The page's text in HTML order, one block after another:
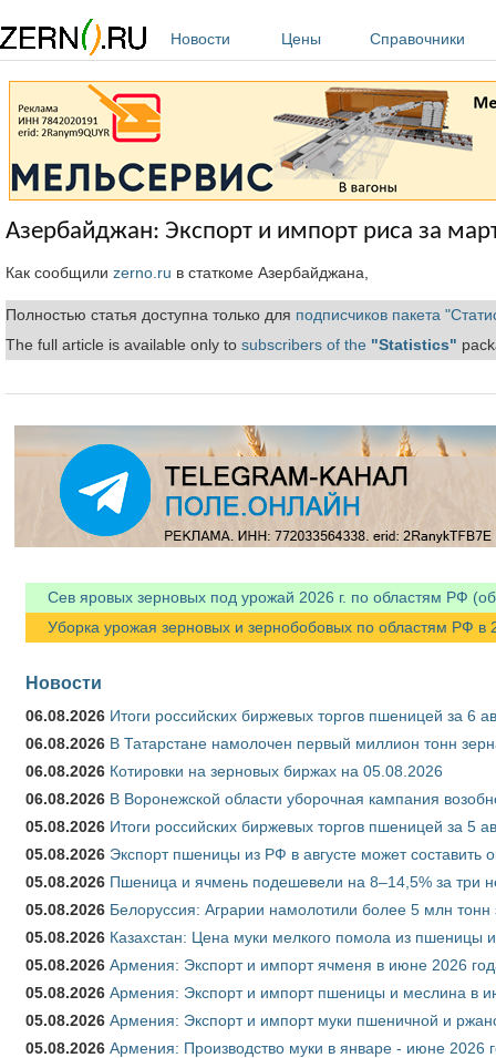
Новости
Цены Справочники
Азербайджан: Экспорт и импорт риса за
Как сообщили zerno.ru в статкоме Азербайджана,
Полностью статья доступна только для подписчиков пакета
The full article is available only to subscribers of the "Statistics"
Сев яровых зерновых под урожай 2026 г. по областям РФ
Уборка урожая зерновых и зернобобовых по областям РФ в
Новости
06.08.2026 Итоги российских биржевых торгов пшеницей за 6
06.08.2026 В Татарстане намолочен первый миллион тонн
06.08.2026 Котировки на зерновых биржах на 05.08.2026
06.08.2026 В Воронежской области уборочная кампания
05.08.2026 Итоги российских биржевых торгов пшеницей за 5
05.08.2026 Экспорт пшеницы из РФ в августе может составить
05.08.2026 Пшеница и ячмень подешевели на 8–14,5% за три
05.08.2026 Белоруссия: Аграрии намолотили более 5 млн тонн
05.08.2026 Казахстан: Цена муки мелкого помола из пшеницы
05.08.2026 Армения: Экспорт и импорт ячменя в июне 2026
05.08.2026 Армения: Экспорт и импорт пшеницы и меслина в
05.08.2026 Армения: Экспорт и импорт муки пшеничной и
05.08.2026 Армения: Производство муки в январе - июне 2026